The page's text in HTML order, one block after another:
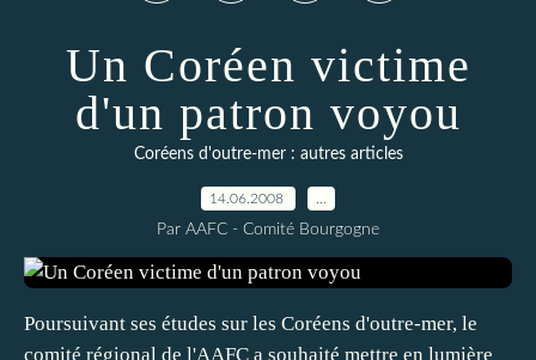
Un Coréen victime
d'un patron voyou
Coréens d'outre-mer : autres articles
14.06.2008
Par AAFC - Comité Bourgogne
Poursuivant ses études sur les Coréens d'outre-mer, le
comité régional de l'AAFC a souhaité mettre en lumière